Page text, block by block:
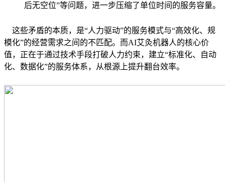
后无空位”等问题，进一步压缩了单位时间的服务容量。
这些矛盾的本质，是“人力驱动”的服务模式与“高效化、规
模化”的经营需求之间的不匹配。而AI艾灸机器人的核心价
值，正在于通过技术手段打破人力约束，建立“标准化、自动
化、数据化”的服务体系，从根源上提升翻台效率。